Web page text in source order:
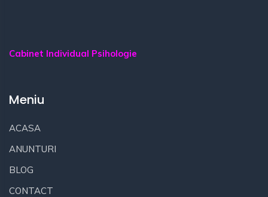
Cabinet Individual Psihologie
Meniu
ACASA
ANUNTURI
BLOG
CONTACT